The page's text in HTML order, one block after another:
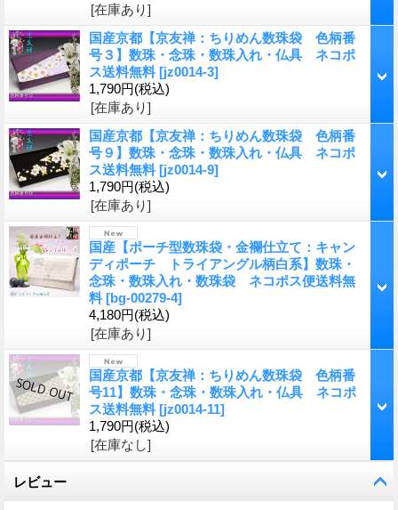
[在庫あり]
国産京都【京友禅：ちりめん数珠袋 色柄番
号３】数珠・念珠・数珠入れ・仏具 ネコポ
ス送料無料 [jz0014-3]
1,790円(税込)
[在庫あり]
国産京都【京友禅：ちりめん数珠袋 色柄番
号９】数珠・念珠・数珠入れ・仏具 ネコポ
ス送料無料 [jz0014-9]
1,790円(税込)
[在庫あり]
国産【ポーチ型数珠袋・金襴仕立て：キャン
ディポーチ トライアングル柄白系】数珠・
念珠・数珠入れ・数珠袋 ネコポス便送料無
料 [bg-00279-4]
4,180円(税込)
[在庫あり]
国産京都【京友禅：ちりめん数珠袋 色柄番
号11】数珠・念珠・数珠入れ・仏具 ネコポ
ス送料無料 [jz0014-11]
1,790円(税込)
[在庫なし]
レビュー